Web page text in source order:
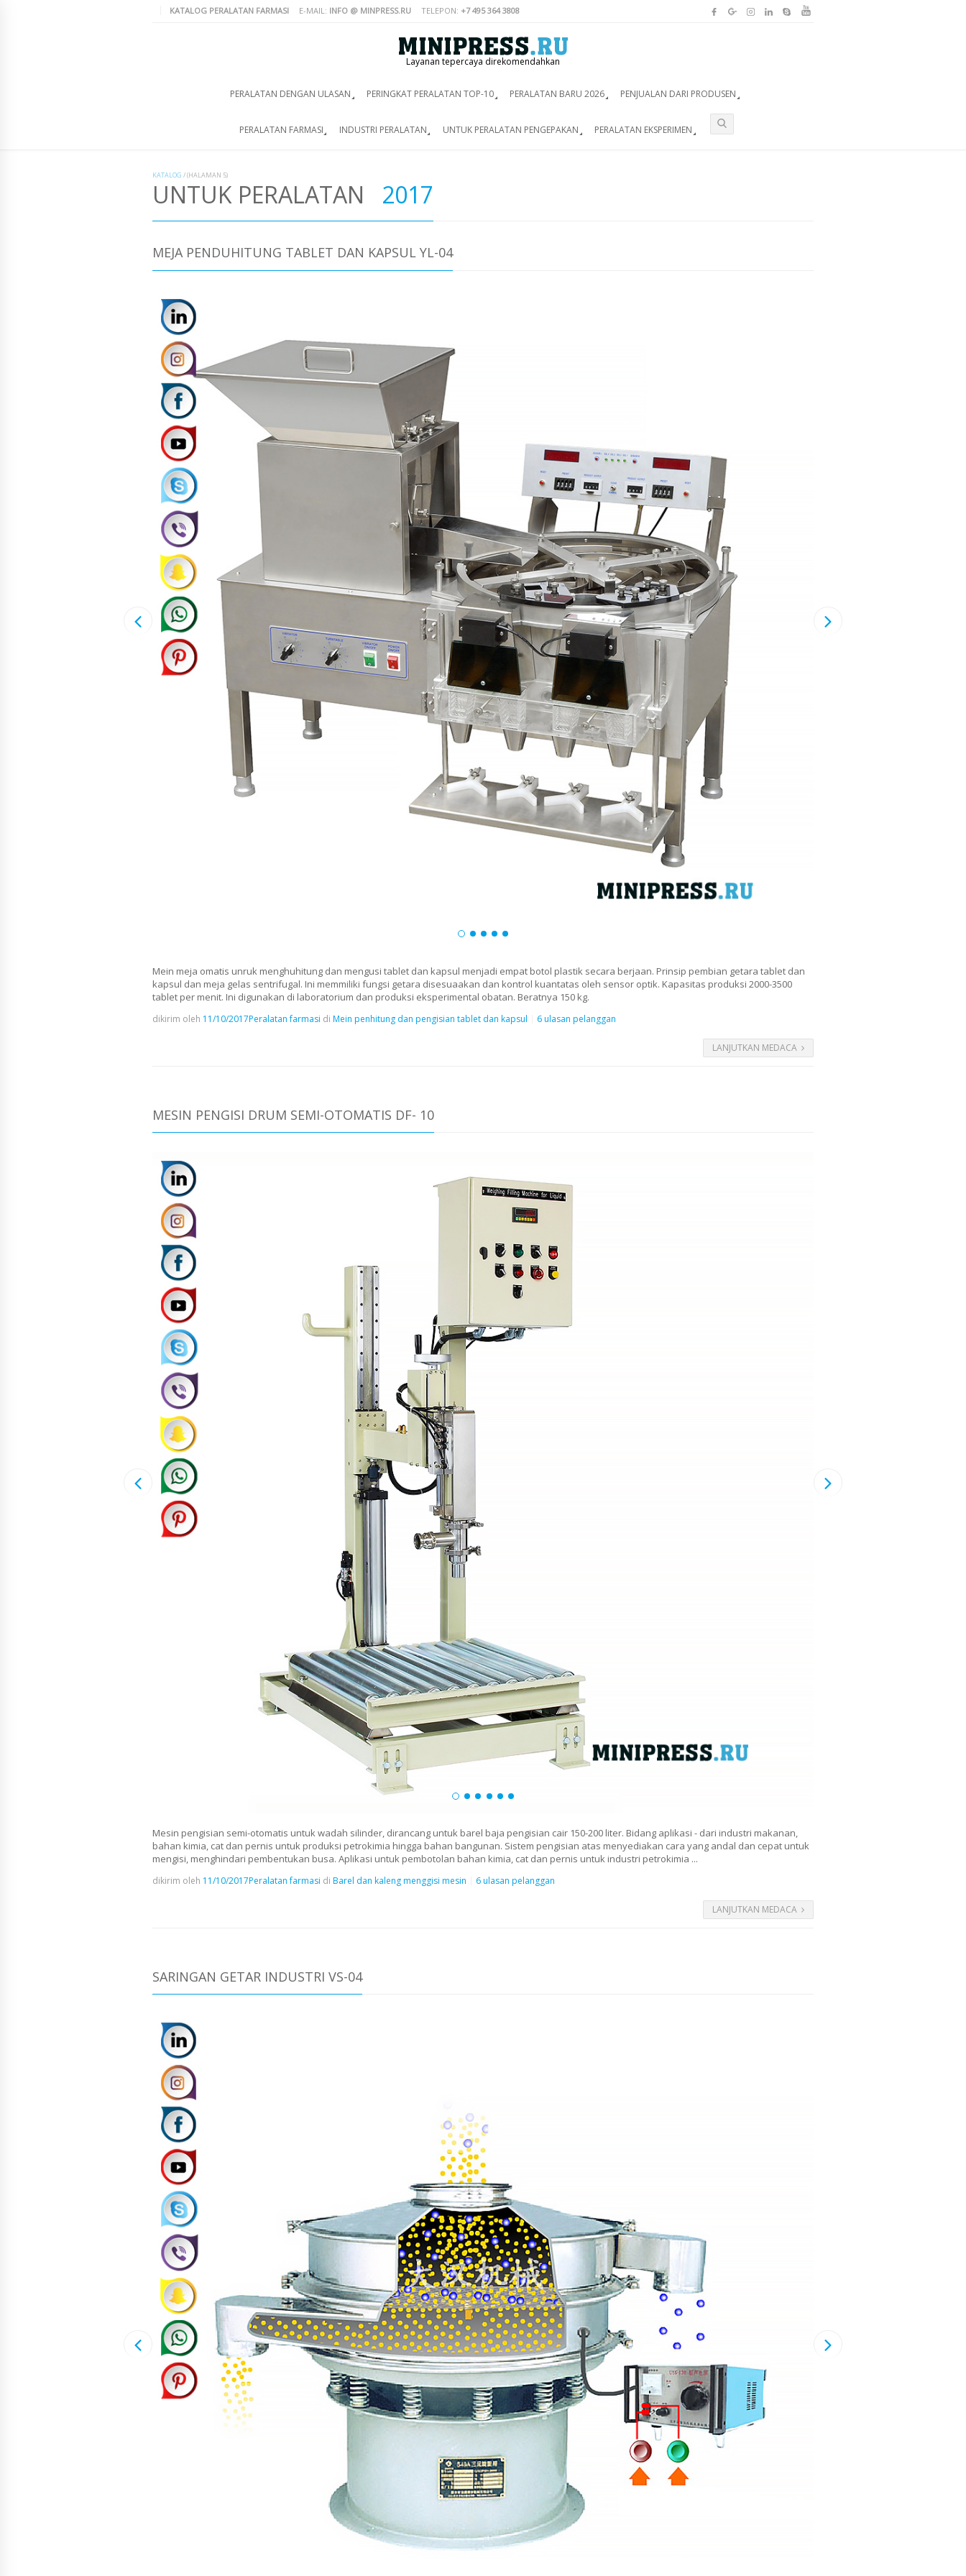
KATALOG PERALATAN FARMASI E-MAIL: INFO @ MINPRESS.RU TELEPON: +7 495 364 3808
Layanan tepercaya direkomendahkan
PERALATAN DENGAN ULASAN PERINGKAT PERALATAN TOP-10 PERALATAN BARU 2026 PENJUALAN DARI PRODUSEN
PERALATAN FARMASI INDUSTRI PERALATAN UNTUK PERALATAN PENGEPAKAN PERALATAN EKSPERIMEN
KATALOG /(HALAMAN 5)
UNTUK PERALATAN 2017
MEJA PENDUHITUNG TABLET DAN KAPSUL YL-04
Mein meja omatis unruk menghuhitung dan mengusi tablet dan kapsul menjadi empat botol plastik secara berjaan. Prinsip pembian getara tablet dan
kapsul dan meja gelas sentrifugal. Ini memmiliki fungsi getara disesuaakan dan kontrol kuantatas oleh sensor optik. Kapasitas produksi 2000-3500
tablet per menit. Ini digunakan di laboratorium dan produksi eksperimental obatan. Beratnya 150 kg.
dikirim oleh 11/10/2017Peralatan farmasi di Mein penhitung dan pengisian tablet dan kapsul 6 ulasan pelanggan
LANJUTKAN MEDACA
MESIN PENGISI DRUM SEMI-OTOMATIS DF- 10
Mesin pengisian semi-otomatis untuk wadah silinder, dirancang untuk barel baja pengisian cair 150-200 liter. Bidang aplikasi - dari industri makanan,
bahan kimia, cat dan pernis untuk produksi petrokimia hingga bahan bangunan. Sistem pengisian atas menyediakan cara yang andal dan cepat untuk
mengisi, menghindari pembentukan busa. Aplikasi untuk pembotolan bahan kimia, cat dan pernis untuk industri petrokimia ...
dikirim oleh 11/10/2017Peralatan farmasi di Barel dan kaleng menggisi mesin 6 ulasan pelanggan
LANJUTKAN MEDACA
SARINGAN GETAR INDUSTRI VS-04